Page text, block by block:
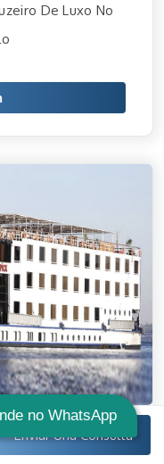
no WhatsApp
De Luxo No
e sextas-feiras
Enviar Una Consulta